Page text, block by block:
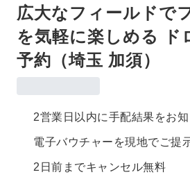
広大なフィールドで
を気軽に楽しめる ド
予約（埼玉 加須）
2営業日以内に手配結果をお
電子バウチャーを現地でご提
2日前までキャンセル無料